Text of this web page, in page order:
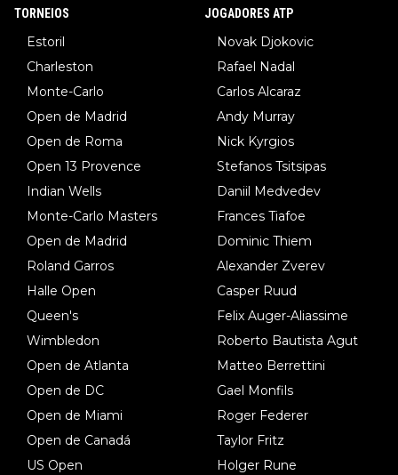
TORNEIOS
Estoril
Charleston
Monte-Carlo
Open de Madrid
Open de Roma
Open 13 Provence
Indian Wells
Monte-Carlo Masters
Open de Madrid
Roland Garros
Halle Open
Queen's
Wimbledon
Open de Atlanta
Open de DC
Open de Miami
Open de Canadá
US Open
JOGADORES ATP
Novak Djokovic
Rafael Nadal
Carlos Alcaraz
Andy Murray
Nick Kyrgios
Stefanos Tsitsipas
Daniil Medvedev
Frances Tiafoe
Dominic Thiem
Alexander Zverev
Casper Ruud
Felix Auger-Aliassime
Roberto Bautista Agut
Matteo Berrettini
Gael Monfils
Roger Federer
Taylor Fritz
Holger Rune